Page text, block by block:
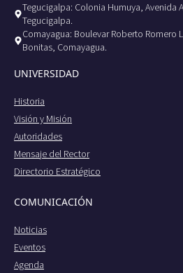
Tegucigalpa: Colonia Humuya, Avenida
Tegucigalpa.
Comayagua: Boulevar Roberto Romero
Bonitas, Comayagua.
UNIVERSIDAD
Historia
Visión y Misión
Autoridades
Mensaje del Rector
Directorio Estratégico
COMUNICACIÓN
Noticias
Eventos
Agenda